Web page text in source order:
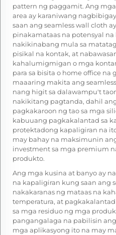
pattern ng paggamit. Ang
area ay karaniwang
saan ang seamless wall cloth
pinakamataas na potensyal
nakikinabang mula sa
pisikal na kontak, at
kahalumigmigan o mga
para sa bisita o home office
maaaring makita ang
nang higit sa dalawampu't
nakikitang pagtanda, dahil
pagkakaroon ng tao sa mga
kabuuang pagkakalantad sa
protektadong kapaligiran na
may bahay na maksimunin
investment sa mga premium
produkto.
Ang mga kusina at banyo ay
na kapaligiran kung saan ang
nakakaranas ng mataas na
temperatura, at
sa mga residuo ng mga
pangangalaga na pabilisin
mga aplikasyong ito na may